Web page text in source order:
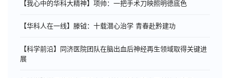
【我心中的华科大精神】项帅：一把手术刀映照明德底色
【华科人在一线】滕钺：十载潜心治学 青春赴黔建功
【科学前沿】同济医院团队在脑出血后神经再生领域取得关键进
展